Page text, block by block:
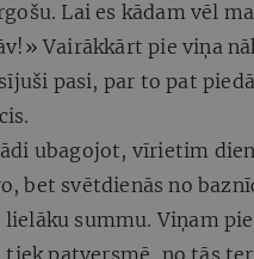
Lai es kādam vēl
Vairākkārt pie viņa
pasi, par to pat
ubagojot, vīrietim
bet svētdienās no
summu. Viņam
tiek patversmē, no tās